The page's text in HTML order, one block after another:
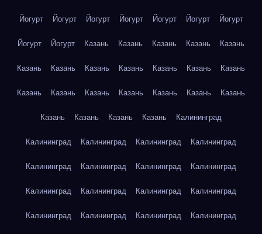
Йогурт Йогурт Йогурт Йогурт Йогурт Йогурт Йогурт
Йогурт Йогурт Казань Казань Казань Казань Казань
Казань Казань Казань Казань Казань Казань Казань
Казань Казань Казань Казань Казань Казань Казань
Казань Казань Казань Казань Калининград
Калининград Калининград Калининград Калининград
Калининград Калининград Калининград Калининград
Калининград Калининград Калининград Калининград
Калининград Калининград Калининград Калининград